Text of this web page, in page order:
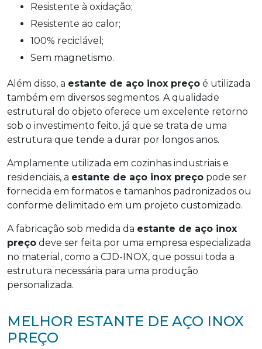
Resistente à oxidação;
Resistente ao calor;
100% reciclável;
Sem magnetismo.
Além disso, a estante de aço inox preço é utilizada
também em diversos segmentos. A qualidade
estrutural do objeto oferece um excelente retorno
sob o investimento feito, já que se trata de uma
estrutura que tende a durar por longos anos.
Amplamente utilizada em cozinhas industriais e
residenciais, a estante de aço inox preço pode ser
fornecida em formatos e tamanhos padronizados ou
conforme delimitado em um projeto customizado.
A fabricação sob medida da estante de aço inox
preço deve ser feita por uma empresa especializada
no material, como a CJD-INOX, que possui toda a
estrutura necessária para uma produção
personalizada.
MELHOR ESTANTE DE AÇO INOX
PREÇO